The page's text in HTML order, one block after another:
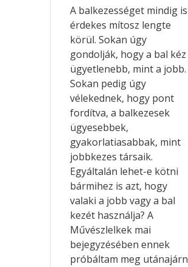
A balkezességet mindig is
érdekes mítosz lengte
körül. Sokan úgy
gondolják, hogy a bal kéz
ügyetlenebb, mint a jobb.
Sokan pedig úgy
vélekednek, hogy pont
fordítva, a balkezesek
ügyesebbek,
gyakorlatiasabbak, mint
jobbkezes társaik.
Egyáltalán lehet-e kötni
bármihez is azt, hogy
valaki a jobb vagy a bal
kezét használja? A
Művészlelkek mai
bejegyzésében ennek
próbáltam meg